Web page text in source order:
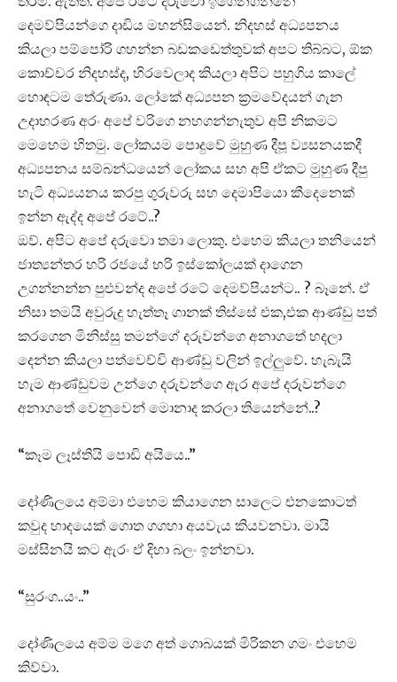
දෙමව්පියන්ගෙ දාඩිය මහන්සියෙන්. නිදහස් අධ්‍යපනය
කියලා පම්පෝරි ගහන්න බඩකඩෙත්තුවක් අපට තිබ්බට, ඕක
කොච්චර නිදහස්ද, හිරවෙලාද කියලා අපිට පහුගිය කාලේ
හොඳටම තේරුණා. ලෝකේ අධ්‍යපන ක්‍රමවේදයන් ගැන
උදාහරණ අරං අපේ වරිගෙ නහගන්නැතුව අපි නිකමට
මෙහෙම හිතමු. ලෝකයම පොදුවේ මුහුණ දීපූ ව්‍යසනයකදී
අධ්‍යපනය සම්බන්ධයෙන් ලෝකය සහ අපි ඒකට මුහුණ දීපු
හැටි අධ්‍යයනය කරපු ගුරුවරු සහ දෙමාපියො කීදෙනෙක්
ඉන්න ඇද්ද අපේ රටේ..?
ඔව්. අපිට අපේ දරුවො තමා ලොකු. එහෙම කියලා තනියෙන්
ජාත්‍යන්තර හරි රජයේ හරි ඉස්කෝලයක් දාගෙන
උගන්නන්න පුළුවන්ද අපේ රටේ දෙමව්පියන්ට.. ? බෑනේ. ඒ
නිසා තමයි අවුරුදු හැත්තෑ ගානක් තිස්සේ එක,එක ආණ්ඩු පත්
කරගෙන මිනිස්සු තමන්ගේ දරුවන්ගෙ අනාගතේ හදලා
දෙන්න කියලා පත්වෙච්චි ආණ්ඩු වලින් ඉල්ලුවේ. හැබැයි
හැම ආණ්ඩුවම උන්ගෙ දරුවන්ගෙ ඇර අපේ දරුවන්ගෙ
අනාගතේ වෙනුවෙන් මොනාද කරලා තියෙන්නේ..?
“කෑම ලෑස්තියි පොඩි අයියෙ..”
දෝණිලයෙ අම්මා එහෙම කියාගෙන සාලෙට එනකොටත්
කවුද හාදයෙක් ගොත ගගහා අයවැය කියවනවා. මායි
මස්සිනයි කට ඇරං ඒ දිහා බලං ඉන්නවා.
“සුරංග..යං..”
දෝණිලයෙ අම්ම මගෙ අත් ගොබයක් මිරිකන ගමං එහෙම
කිව්වා.